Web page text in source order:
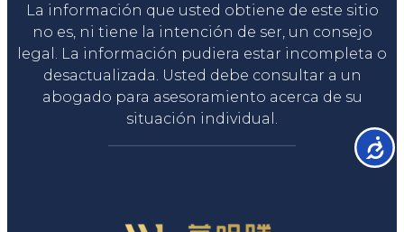
La información que usted obtiene de este sitio
no es, ni tiene la intención de ser, un consejo
legal. La información pudiera estar incompleta o
desactualizada. Usted debe consultar a un
abogado para asesoramiento acerca de su
situación individual.